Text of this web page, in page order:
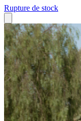
Rupture de stock